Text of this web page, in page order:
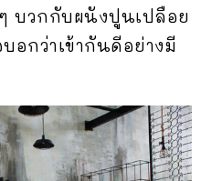
บวกกับผนังปูนเปลือย
อกว่าเข้ากันดีอย่างมี